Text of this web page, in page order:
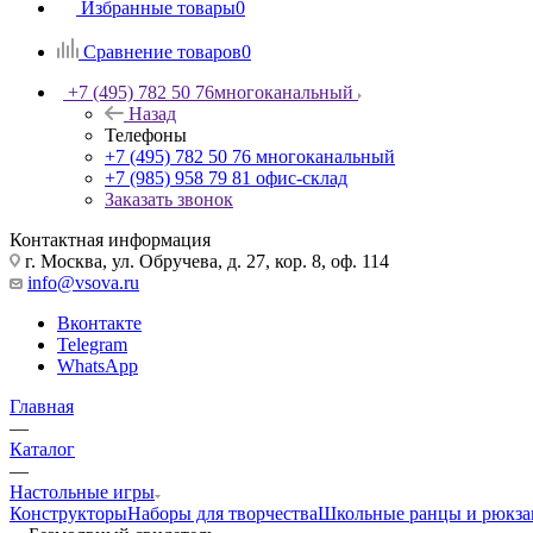
Избранные товары0
Сравнение товаров0
+7 (495) 782 50 76многоканальный
Назад
Телефоны
+7 (495) 782 50 76 многоканальный
+7 (985) 958 79 81 офис-склад
Заказать звонок
Контактная информация
г. Москва, ул. Обручева, д. 27, кор. 8, оф. 114
info@vsova.ru
Вконтакте
Telegram
WhatsApp
Главная
—
Каталог
—
Настольные игры
КонструкторыНаборы для творчестваШкольные ранцы и